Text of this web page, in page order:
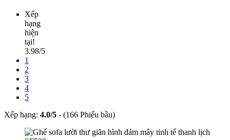
Xếp
hạng
hiện
tại!
3.98/5
1
2
3
4
5
Xếp hạng: 4.0/5 - (166 Phiếu bầu)